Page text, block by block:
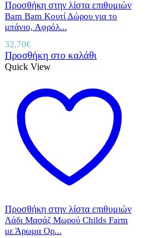
Προσθήκη στην λίστα επιθυμιών
Bam Bam Κουτί Δώρου για το
μπάνιο, Αφρόλ...
32,70€
Προσθήκη στο καλάθι
Quick View
Προσθήκη στην λίστα επιθυμιών
Λάδι Μασάζ Μωρού Childs Farm
με Άρωμα Ορ...